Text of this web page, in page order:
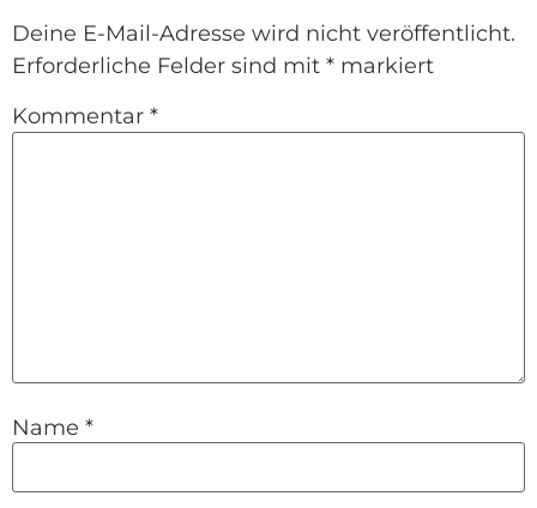
Deine E-Mail-Adresse wird nicht veröffentlicht.
Erforderliche Felder sind mit * markiert
Kommentar *
Name *